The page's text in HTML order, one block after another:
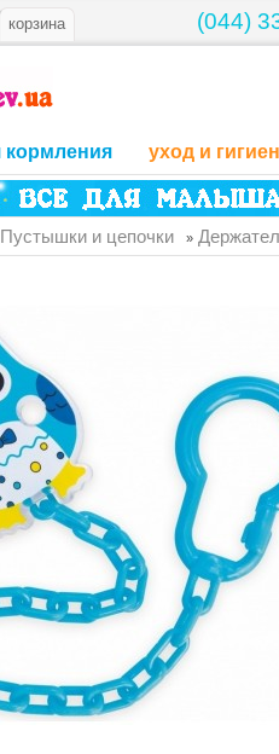
(044)
корзина
кормления уход и
Пустышки и цепочки »